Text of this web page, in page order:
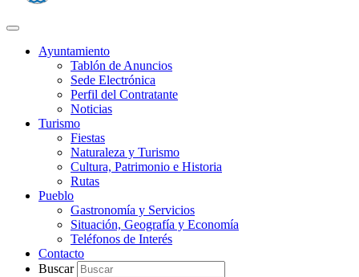
Ayuntamiento
Tablón de Anuncios
Sede Electrónica
Perfil del Contratante
Noticias
Turismo
Fiestas
Naturaleza y Turismo
Cultura, Patrimonio e Historia
Rutas
Pueblo
Gastronomía y Servicios
Situación, Geografía y Economía
Teléfonos de Interés
Contacto
Buscar